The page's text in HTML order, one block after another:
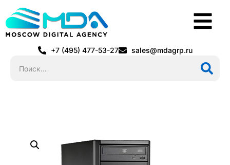
+7 (495) 477-53-27 sales@mdagrp.ru